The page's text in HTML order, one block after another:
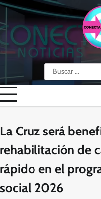
Skip
content
Buscar:
La Cruz será
rehabilitación de
rápido en el
social 2026